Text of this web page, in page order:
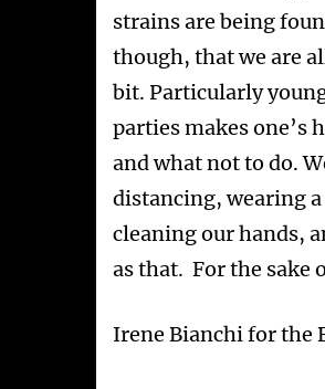
strains are being
though, that we are
bit. Particularly
parties makes one’s
and what not to do.
distancing, wearing
cleaning our hands,
as that. For the sake
Irene Bianchi for the